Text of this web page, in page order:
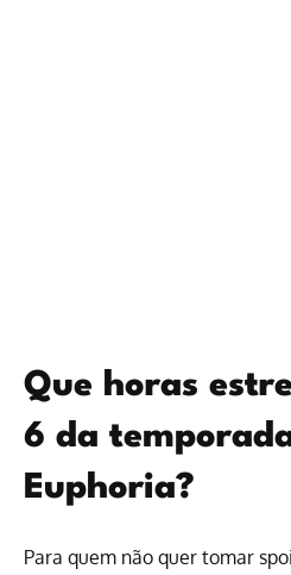
Que horas
6 da
Euphoria?
Para quem não quer tomar